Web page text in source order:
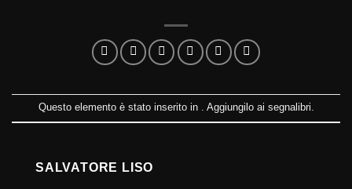
Questo elemento è stato inserito in . Aggiungilo ai segnalibri.
SALVATORE LISO